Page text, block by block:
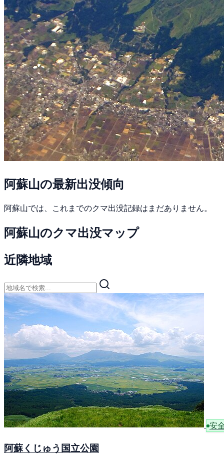
阿蘇山の最新出没傾向
阿蘇山では、これまでのクマ出没記録はまだありません。
阿蘇山のクマ出没マップ
近隣地域
安
阿蘇くじゅう国立公園